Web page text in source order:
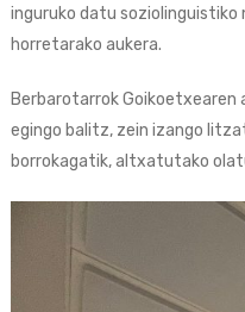
inguruko datu
horretarako aukera.
Berbarotarrok Goikoetxearen
egingo balitz, zein izango
borrokagatik, altxatutako